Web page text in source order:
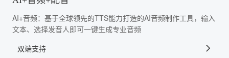
AI+音频：基于全球领先的TTS能力打造的AI音频制作工具，输入
文本、选择发音人即可一键生成专业音频
双端支持